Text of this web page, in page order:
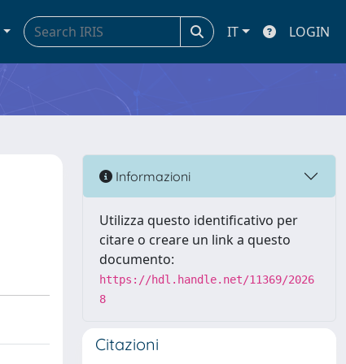
IT LOGIN
Informazioni
Utilizza questo identificativo per
citare o creare un link a questo
documento:
https://hdl.handle.net/11369/2026
8
Citazioni